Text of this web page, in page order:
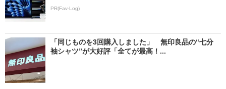
PR(Fav-Log)
「同じものを3回購入しました」 無印良品の“七分
袖シャツ”が大好評「全てが最高！...